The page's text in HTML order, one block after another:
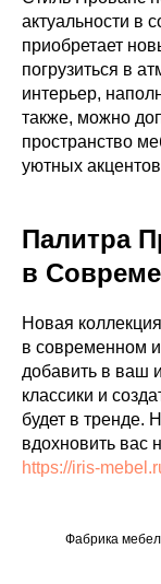
актуальности в
приобретает
погрузиться в
интерьер,
также, можно
пространство
уютных
Палитра
в
Новая
в современном
добавить в ваш
классики и
будет в тренде.
вдохновить вас
https://iris-
Фабрика